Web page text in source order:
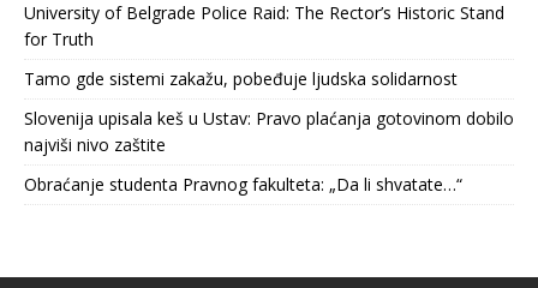
University of Belgrade Police Raid: The Rector’s Historic Stand
for Truth
Tamo gde sistemi zakažu, pobeđuje ljudska solidarnost
Slovenija upisala keš u Ustav: Pravo plaćanja gotovinom dobilo
najviši nivo zaštite
Obraćanje studenta Pravnog fakulteta: „Da li shvatate…“